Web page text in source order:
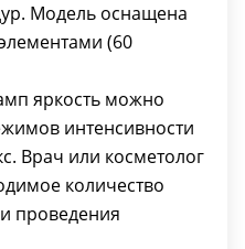
Модель оснащена
(60
яркость можно
интенсивности
Врач или косметолог
количество
проведения